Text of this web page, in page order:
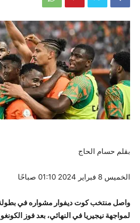
بقلم حسام الحاج
الخميس 8 فبراير 2024 01:10 صباحًا
واصل منتخب كوت ديفوار مشواره في بطولة